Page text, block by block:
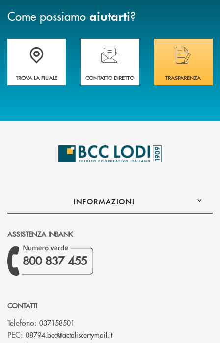
Come possiamo aiutarti?
Trova la filiale più vicina a Te
TROVA LA FILIALE
Hai bisogno di assistenza immediata?
CONTATTO DIRETTO
Hai bisogno di
TRASPARENZA
INFORMAZIONI
ASSISTENZA INBANK
800 837 455
CONTATTI
Telefono: 037158501
PEC: 08794.bcc@actaliscertymail.it(si apre l’app di posta